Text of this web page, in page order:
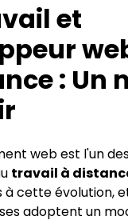
et
: Un
web est l'un
travail à
à cette évolution,
adoptent un